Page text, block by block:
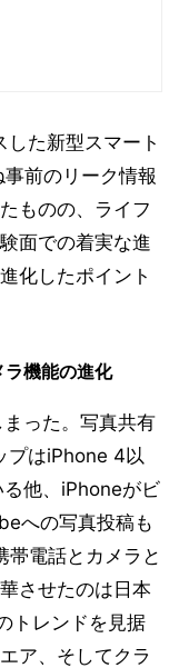
た新型スマート
前のリーク情報
ものの、ライフ
面での着実な進
化したポイント
機能の進化
った。写真共有
プはiPhone 4以
他、iPhoneがビ
への写真投稿も
帯電話とカメラと
させたのは日本
トレンドを見据
ア、そしてクラ